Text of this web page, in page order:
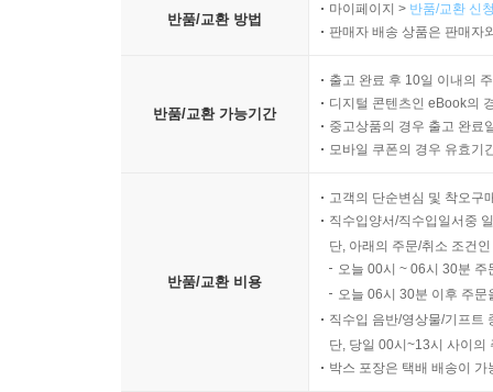
반품/교환 방법
마이페이지 > 반품/교환 신
판매자 배송 상품은 판매자
반품/교환 가능기간
출고 완료 후 10일 이내의
디지털 콘텐츠인 eBook의
중고상품의 경우 출고 완료
모바일 쿠폰의 경우 유효기
반품/교환 비용
고객의 단순변심 및 착오구
직수입양서/직수입일서중
단, 아래의 주문/취소 조건
오늘 00시 ~ 06시 30분
오늘 06시 30분 이후 주
직수입 음반/영상물/기프트
단, 당일 00시~13시 사이의
박스 포장은 택배 배송이